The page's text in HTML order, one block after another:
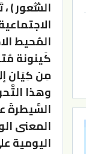
الشُّعور )
المُحيط
كَينونة
مِن كِيَان
وهذا
السَّيطرةَ
المعنى
اليومية